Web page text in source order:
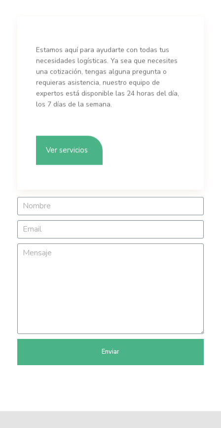
distribución de cargas a nivel nacional, asegurando una
entrega oportuna y eficiente en cualquier punto del país.
Enviar
Estamos aquí para ayudarte con todas tus
necesidades logísticas. Ya sea que necesites
una cotización, tengas alguna pregunta o
requieras asistencia, nuestro equipo de
expertos está disponible las 24 horas del día,
los 7 días de la semana.
Ver servicios